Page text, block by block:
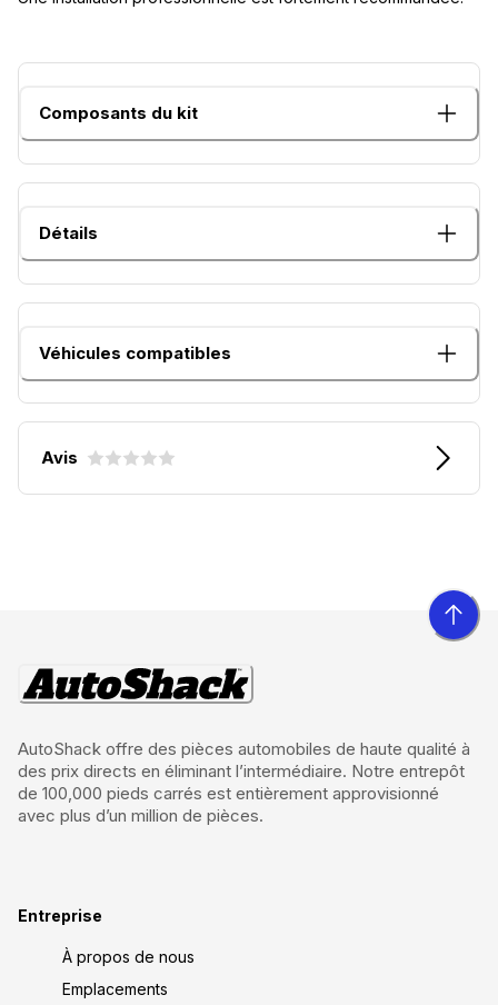
Composants du kit
Détails
Véhicules compatibles
Avis
AutoShack offre des pièces automobiles de haute qualité à
des prix directs en éliminant l’intermédiaire. Notre entrepôt
de 100,000 pieds carrés est entièrement approvisionné
avec plus d’un million de pièces.
Entreprise
À propos de nous
Emplacements